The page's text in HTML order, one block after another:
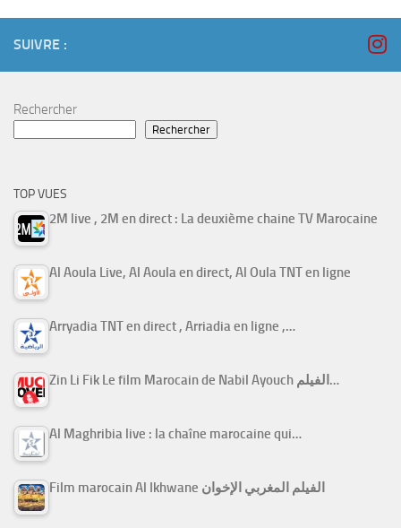
SUIVRE :
Rechercher
Rechercher
TOP VUES
2M live , 2M en direct : La deuxième chaine TV Marocaine
Al Aoula Live, Al Aoula en direct, Al Oula TNT en ligne
Arryadia TNT en direct , Arriadia en ligne ,…
Zin Li Fik Le film Marocain de Nabil Ayouch الفيلم…
Al Maghribia live : la chaîne marocaine qui…
Film marocain Al Ikhwane الفيلم المغربي الإخوان